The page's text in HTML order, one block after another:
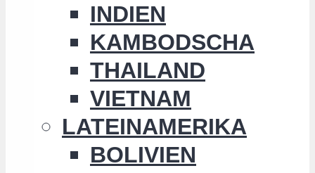
INDIEN
KAMBODSCHA
THAILAND
VIETNAM
LATEINAMERIKA
BOLIVIEN